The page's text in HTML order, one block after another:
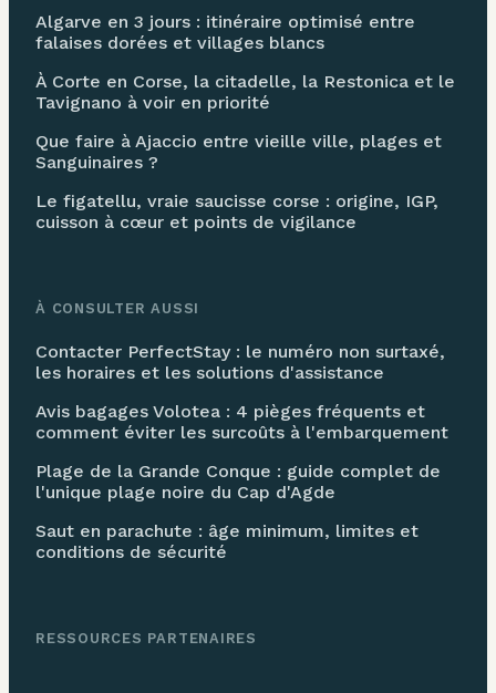
Algarve en 3 jours : itinéraire optimisé entre
falaises dorées et villages blancs
À Corte en Corse, la citadelle, la Restonica et le
Tavignano à voir en priorité
Que faire à Ajaccio entre vieille ville, plages et
Sanguinaires ?
Le figatellu, vraie saucisse corse : origine, IGP,
cuisson à cœur et points de vigilance
À CONSULTER AUSSI
Contacter PerfectStay : le numéro non surtaxé,
les horaires et les solutions d'assistance
Avis bagages Volotea : 4 pièges fréquents et
comment éviter les surcoûts à l'embarquement
Plage de la Grande Conque : guide complet de
l'unique plage noire du Cap d'Agde
Saut en parachute : âge minimum, limites et
conditions de sécurité
RESSOURCES PARTENAIRES